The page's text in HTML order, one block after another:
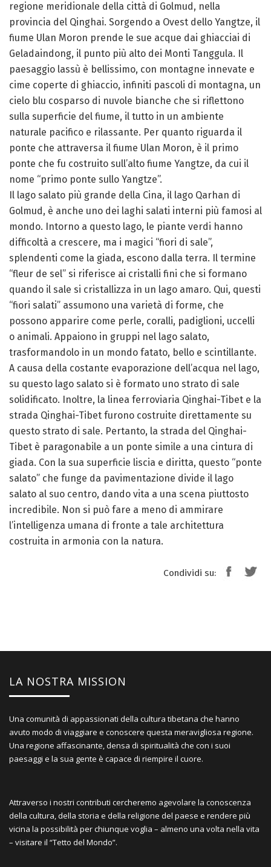
regione meridionale della città di Golmud, nella
provincia del Qinghai. Sorgendo a Ovest dello Yangtze, il
fiume Ulan Moron prende le sue acque dai ghiacciai di
Geladaindong, il punto più alto dei Monti Tanggula. Il
paesaggio lassù è bellissimo, con montagne innevate e
cime coperte di ghiaccio, infiniti pascoli di montagna, un
cielo blu cosparso di nuvole bianche che si riflettono
sulla superficie del fiume, il tutto in un ambiente
naturale pacifico e rilassante. Per quanto riguarda il
ponte che attraversa il fiume Ulan Moron, è il primo
ponte che fu costruito sull’alto fiume Yangtze, da cui il
nome “primo ponte sullo Yangtze”.
Il lago salato più grande della Cina, il lago Qarhan di
Golmud, è anche uno dei laghi salati interni più famosi al
mondo. Intorno a questo lago, le piante verdi hanno
difficoltà a crescere, ma i magici “fiori di sale”,
splendenti come la giada, escono dalla terra. Il termine
“fleur de sel” si riferisce ai cristalli fini che si formano
quando il sale si cristallizza in un lago amaro. Qui, questi
“fiori salati” assumono una varietà di forme, che
possono apparire come perle, coralli, padiglioni, uccelli
o animali. Appaiono in gruppi nel lago salato,
trasformandolo in un mondo fatato, bello e scintillante.
A causa della costante evaporazione dell’acqua nel lago,
su questo lago salato si è formato uno strato di sale
solidificato. Inoltre, la linea ferroviaria Qinghai-Tibet e la
strada Qinghai-Tibet furono costruite direttamente su
questo strato di sale. Pertanto, la strada del Qinghai-
Tibet è paragonabile a un ponte simile a una cintura di
giada. Con la sua superficie liscia e diritta, questo “ponte
salato” che funge da pavimentazione divide il lago
salato al suo centro, dando vita a una scena piuttosto
incredibile. Non si può fare a meno di ammirare
l’intelligenza umana di fronte a tale architettura
costruita in armonia con la natura.
Condividi su:
LA NOSTRA MISSION
Una comunità di appassionati della cultura tibetana che hanno
avuto modo di viaggiare e conoscere questa meravigliosa regione.
Una regione affascinante, densa di spiritualità che con i suoi
paesaggi e la sua gente è capace di riempire il cuore.
Attraverso i nostri contributi cercheremo agevolare la conoscenza
della cultura, della storia e della religione del paese e rendere più
vicina la possibilità per chiunque voglia – almeno una volta nella vita
– visitare il “Tetto del Mondo”.